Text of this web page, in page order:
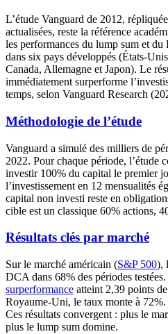
L’étude Vanguard de 2012,
actualisées, reste la référence
les performances du lump sum et
dans six pays développés (États-
Canada, Allemagne et Japon). Le
immédiatement surperforme
temps, selon Vanguard Research
Méthodologie de l’étude
Vanguard a simulé des milliers de
2022. Pour chaque période, l’étude
investir 100% du capital le premier
l’investissement en 12 mensualités
capital non investi reste en
cible est un classique 60% actions,
Résultats clés par marché
Sur le marché américain (S&P 500),
DCA dans 68% des périodes testées.
surperformance atteint 2,39 points
Royaume-Uni, le taux monte à
Ces résultats convergent : plus le
plus le lump sum domine.